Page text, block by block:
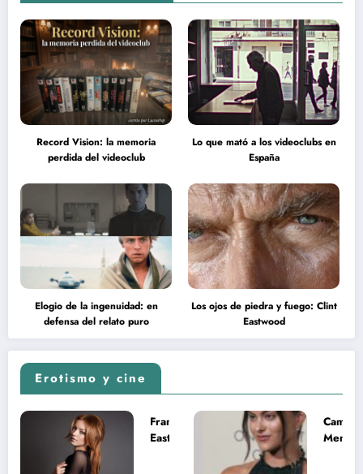
Record Vision: la memoria
perdida del videoclub
Lo que mató a los videoclubs en
España
Elogio de la ingenuidad: en
defensa del relato puro
Los ojos de piedra y fuego: Clint
Eastwood
Erotismo y cine
Francesca
Eastwood y
Camila
Mendes